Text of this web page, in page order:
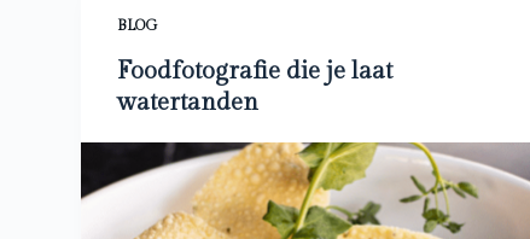
BLOG
Foodfotografie die je laat
watertanden